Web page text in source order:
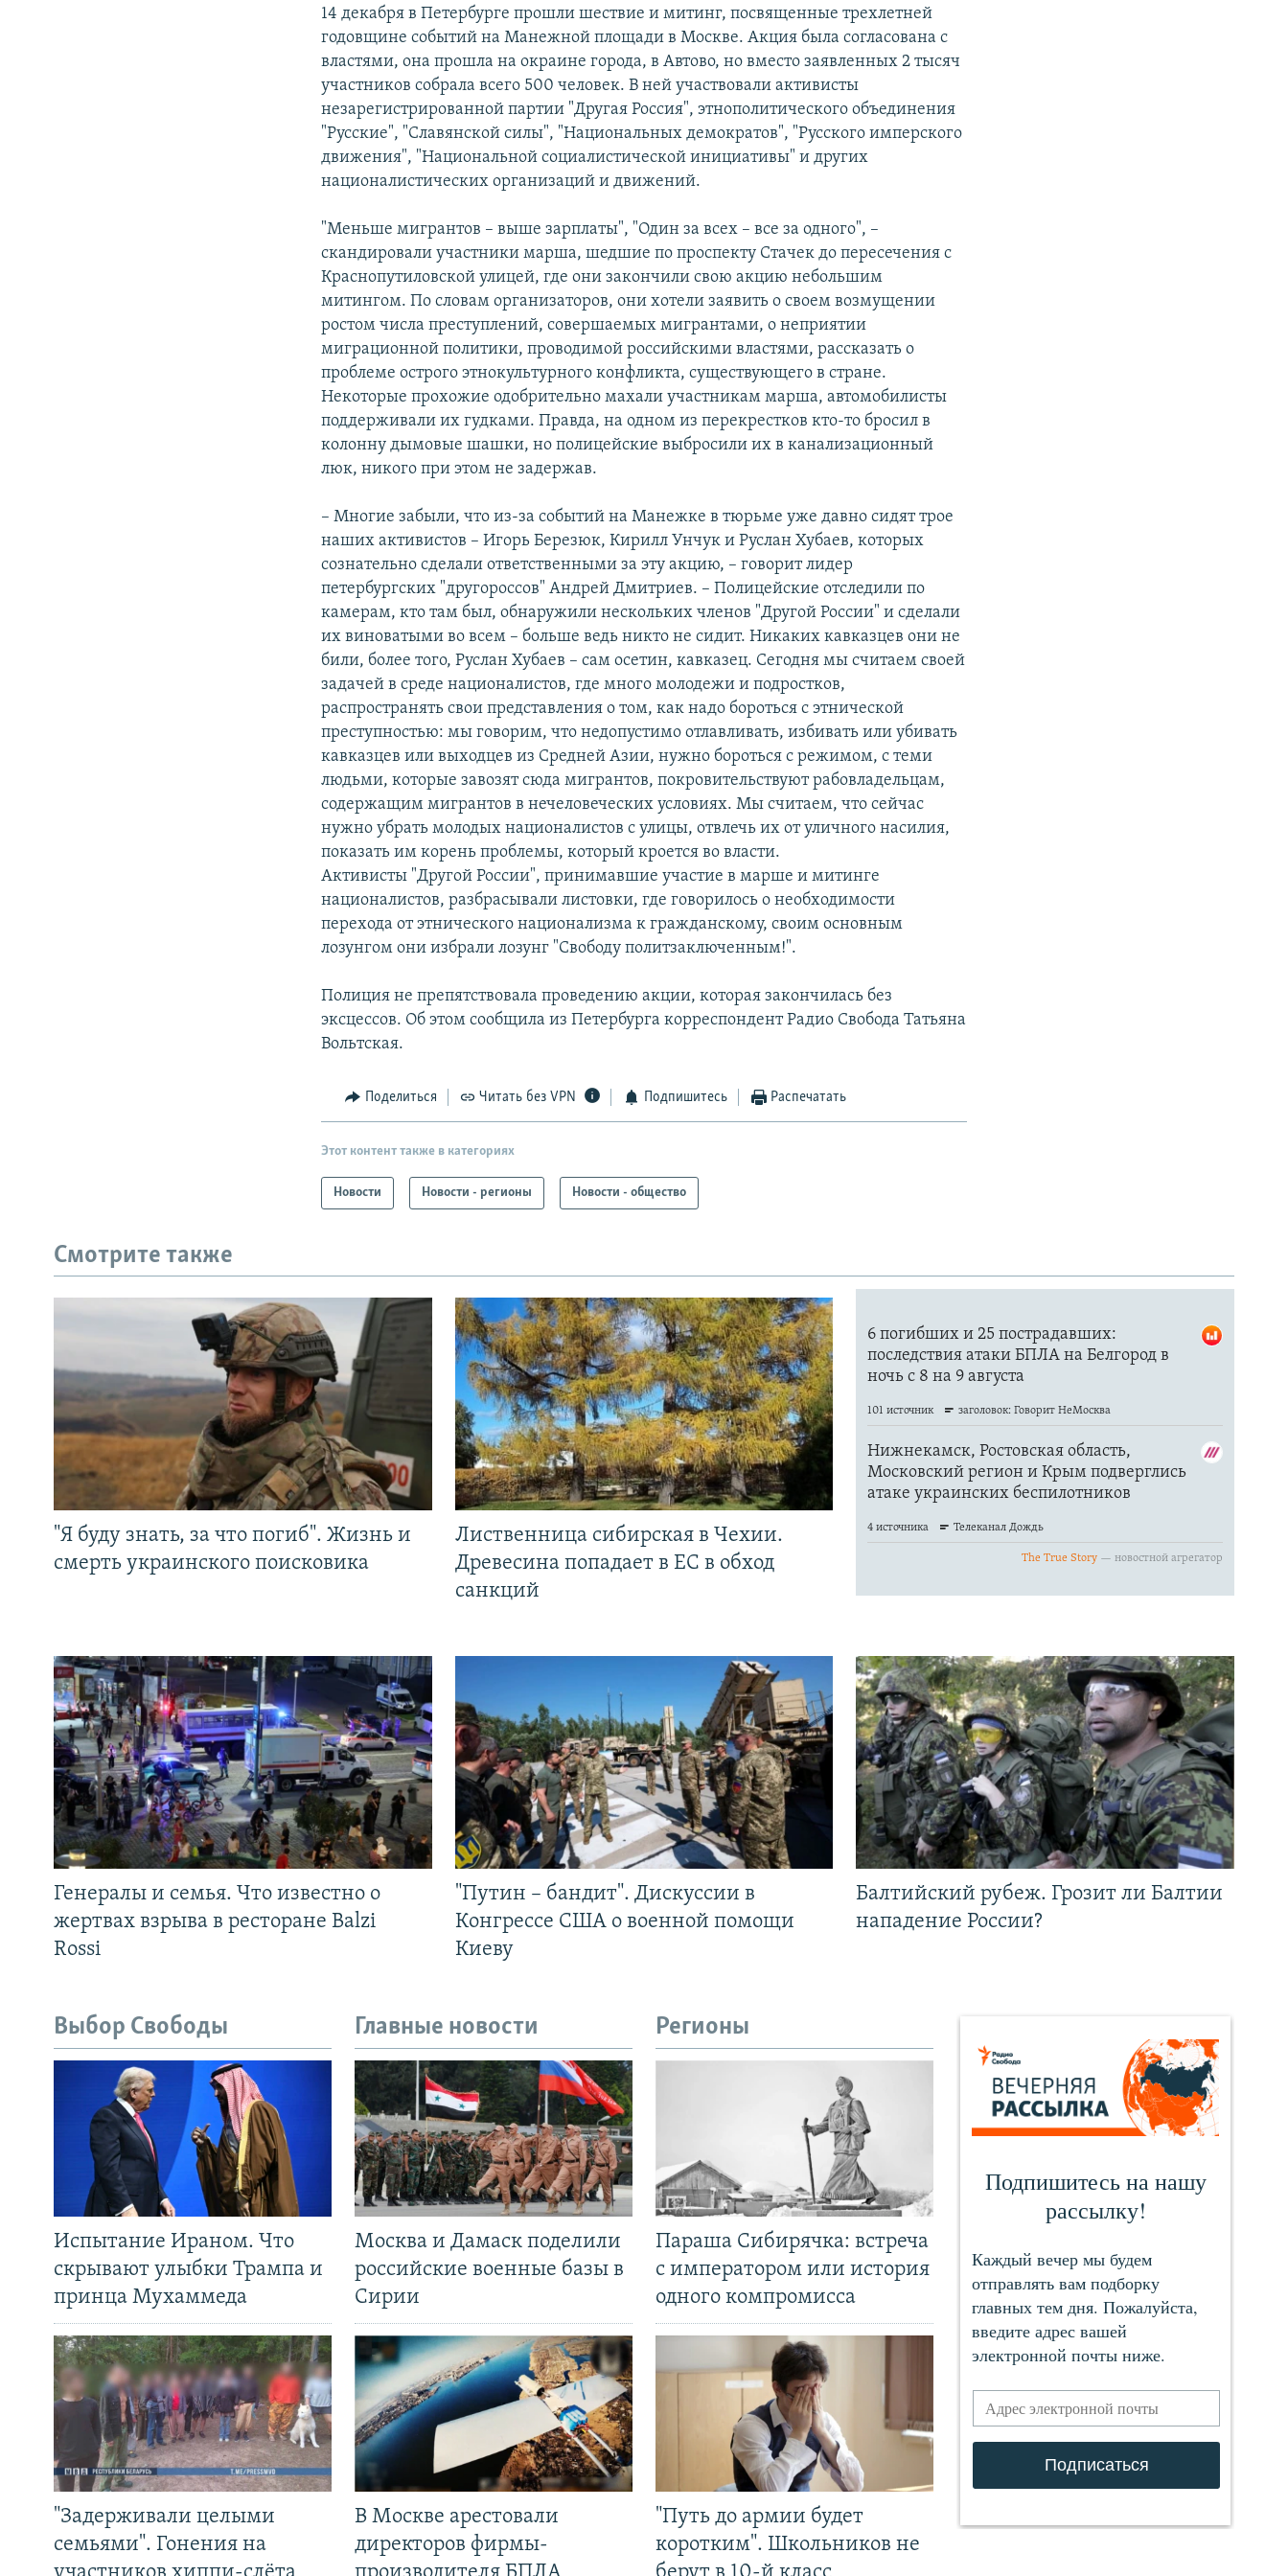
14 декабря в Петербурге прошли шествие и митинг, посвященные трехлетней
годовщине событий на Манежной площади в Москве. Акция была согласована с
властями, она прошла на окраине города, в Автово, но вместо заявленных 2 тысяч
участников собрала всего 500 человек. В ней участвовали активисты
незарегистрированной партии "Другая Россия", этнополитического объединения
"Русские", "Славянской силы", "Национальных демократов", "Русского имперского
движения", "Национальной социалистической инициативы" и других
националистических организаций и движений.
"Меньше мигрантов – выше зарплаты", "Один за всех – все за одного", –
скандировали участники марша, шедшие по проспекту Стачек до пересечения с
Краснопутиловской улицей, где они закончили свою акцию небольшим
митингом. По словам организаторов, они хотели заявить о своем возмущении
ростом числа преступлений, совершаемых мигрантами, о неприятии
миграционной политики, проводимой российскими властями, рассказать о
проблеме острого этнокультурного конфликта, существующего в стране.
Некоторые прохожие одобрительно махали участникам марша, автомобилисты
поддерживали их гудками. Правда, на одном из перекрестков кто-то бросил в
колонну дымовые шашки, но полицейские выбросили их в канализационный
люк, никого при этом не задержав.
– Многие забыли, что из-за событий на Манежке в тюрьме уже давно сидят трое
наших активистов – Игорь Березюк, Кирилл Унчук и Руслан Хубаев, которых
сознательно сделали ответственными за эту акцию, – говорит лидер
петербургских "другороссов" Андрей Дмитриев. – Полицейские отследили по
камерам, кто там был, обнаружили нескольких членов "Другой России" и сделали
их виноватыми во всем – больше ведь никто не сидит. Никаких кавказцев они не
били, более того, Руслан Хубаев – сам осетин, кавказец. Сегодня мы считаем своей
задачей в среде националистов, где много молодежи и подростков,
распространять свои представления о том, как надо бороться с этнической
преступностью: мы говорим, что недопустимо отлавливать, избивать или убивать
кавказцев или выходцев из Средней Азии, нужно бороться с режимом, с теми
людьми, которые завозят сюда мигрантов, покровительствуют рабовладельцам,
содержащим мигрантов в нечеловеческих условиях. Мы считаем, что сейчас
нужно убрать молодых националистов с улицы, отвлечь их от уличного насилия,
показать им корень проблемы, который кроется во власти.
Активисты "Другой России", принимавшие участие в марше и митинге
националистов, разбрасывали листовки, где говорилось о необходимости
перехода от этнического национализма к гражданскому, своим основным
лозунгом они избрали лозунг "Свободу политзаключенным!".
Полиция не препятствовала проведению акции, которая закончилась без
эксцессов. Об этом сообщила из Петербурга корреспондент Радио Свобода Татьяна
Вольтская.
Поделиться Читать без VPN Подпишитесь Распечатать
Этот контент также в категориях
Новости Новости - регионы Новости - общество
Смотрите также
"Я буду знать, за что погиб". Жизнь и
смерть украинского поисковика
Лиственница сибирская в Чехии.
Древесина попадает в ЕС в обход
санкций
Генералы и семья. Что известно о
жертвах взрыва в ресторане Balzi
Rossi
"Путин – бандит". Дискуссии в
Конгрессе США о военной помощи
Киеву
Балтийский рубеж. Грозит ли Балтии
нападение России?
Выбор Свободы
Испытание Ираном. Что
скрывают улыбки Трампа и
принца Мухаммеда
"Задерживали целыми
семьями". Гонения на
Главные новости
Москва и Дамаск поделили
российские военные базы в
Сирии
В Москве арестовали
директоров фирмы-
Регионы
Параша Сибирячка: встреча
с императором или история
одного компромисса
"Путь до армии будет
коротким". Школьников не